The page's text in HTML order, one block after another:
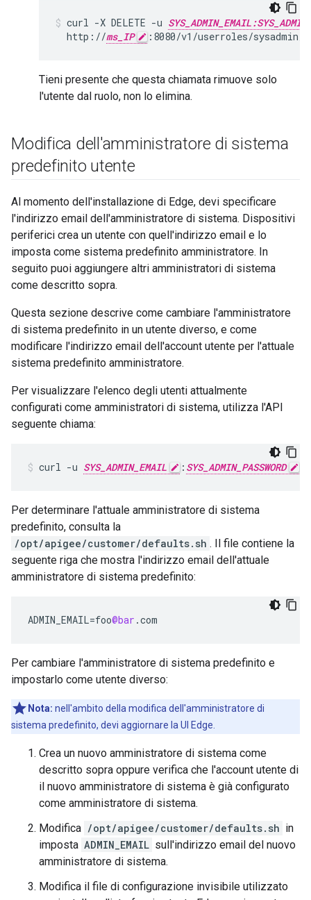
curl -X DELETE -u
  http://
ms_IP :8080/v1/userroles/sysadmin/
Tieni presente che questa chiamata rimuove solo
l'utente dal ruolo, non lo elimina.
Modifica dell'amministratore di sistema
predefinito utente
Al momento dell'installazione di Edge, devi specificare
l'indirizzo email dell'amministratore di sistema. Dispositivi
periferici crea un utente con quell'indirizzo email e lo
imposta come sistema predefinito amministratore. In
seguito puoi aggiungere altri amministratori di sistema
come descritto sopra.
Questa sezione descrive come cambiare l'amministratore
di sistema predefinito in un utente diverso, e come
modificare l'indirizzo email dell'account utente per l'attuale
sistema predefinito amministratore.
Per visualizzare l'elenco degli utenti attualmente
configurati come amministratori di sistema, utilizza l'API
seguente chiama:
curl -u SYS_ADMIN_EMAIL : SYS_ADMIN_PASSWORD
Per determinare l'attuale amministratore di sistema
predefinito, consulta la
/opt/apigee/customer/defaults.sh . Il file contiene la
seguente riga che mostra l'indirizzo email dell'attuale
amministratore di sistema predefinito:
ADMIN_EMAIL=foo@bar .com
Per cambiare l'amministratore di sistema predefinito e
impostarlo come utente diverso:
Nota: nell'ambito della modifica dell'amministratore di
sistema predefinito, devi aggiornare la UI Edge.
Crea un nuovo amministratore di sistema come
descritto sopra oppure verifica che l'account utente di
il nuovo amministratore di sistema è già configurato
come amministratore di sistema.
Modifica /opt/apigee/customer/defaults.sh in
imposta ADMIN_EMAIL sull'indirizzo email del nuovo
amministratore di sistema.
Modifica il file di configurazione invisibile utilizzato